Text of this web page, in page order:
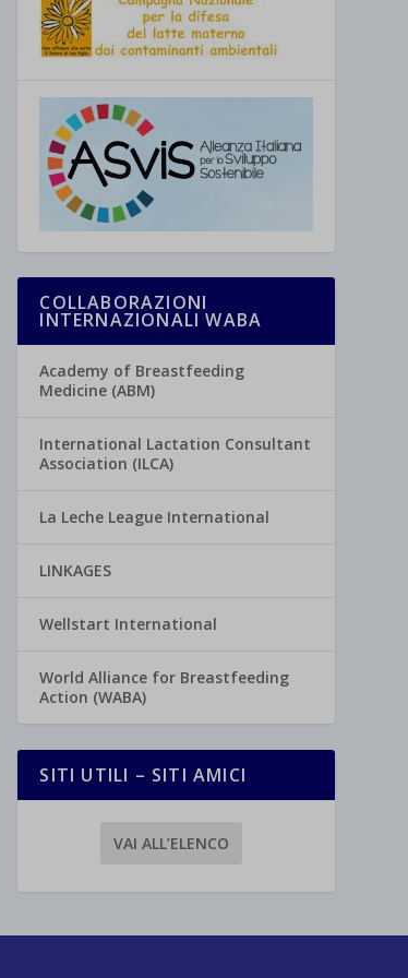
COLLABORAZIONI
INTERNAZIONALI WABA
Academy of Breastfeeding
Medicine (ABM)
International Lactation Consultant
Association (ILCA)
La Leche League International
LINKAGES
Wellstart International
World Alliance for Breastfeeding
Action (WABA)
SITI UTILI – SITI AMICI
VAI ALL’ELENCO